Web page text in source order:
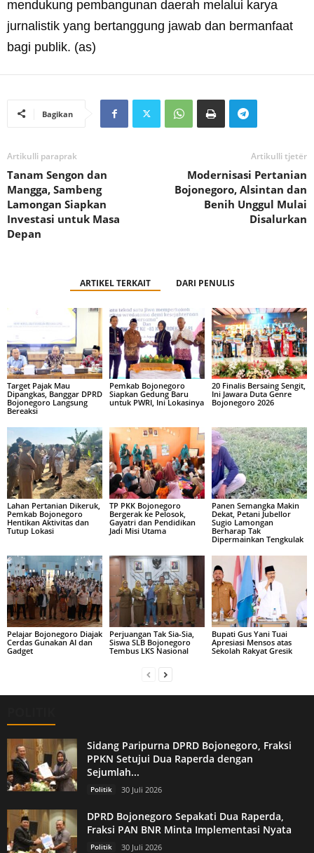
mendukung pembangunan daerah melalui karya
jurnalistik yang bertanggung jawab dan bermanfaat
bagi publik. (as)
Bagikan
Artikulli paraprak
Tanam Sengon dan
Mangga, Sambeng
Lamongan Siapkan
Investasi untuk Masa
Depan
Artikulli tjetër
Modernisasi Pertanian
Bojonegoro, Alsintan dan
Benih Unggul Mulai
Disalurkan
ARTIKEL TERKAIT DARI PENULIS
Target Pajak Mau
Dipangkas, Banggar DPRD
Bojonegoro Langsung
Bereaksi
Pemkab Bojonegoro
Siapkan Gedung Baru
untuk PWRI, Ini Lokasinya
20 Finalis Bersaing Sengit,
Ini Jawara Duta Genre
Bojonegoro 2026
Lahan Pertanian Dikeruk,
Pemkab Bojonegoro
Hentikan Aktivitas dan
Tutup Lokasi
TP PKK Bojonegoro
Bergerak ke Pelosok,
Gayatri dan Pendidikan
Jadi Misi Utama
Panen Semangka Makin
Dekat, Petani Jubellor
Sugio Lamongan
Berharap Tak
Dipermainkan Tengkulak
Pelajar Bojonegoro Diajak
Cerdas Gunakan AI dan
Gadget
Perjuangan Tak Sia-Sia,
Siswa SLB Bojonegoro
Tembus LKS Nasional
Bupati Gus Yani Tuai
Apresiasi Mensos atas
Sekolah Rakyat Gresik
Sidang Paripurna DPRD Bojonegoro, Fraksi
PPKN Setujui Dua Raperda dengan
Sejumlah...
Politik 30 Juli 2026
DPRD Bojonegoro Sepakati Dua Raperda,
Fraksi PAN BNR Minta Implementasi Nyata
Politik 30 Juli 2026